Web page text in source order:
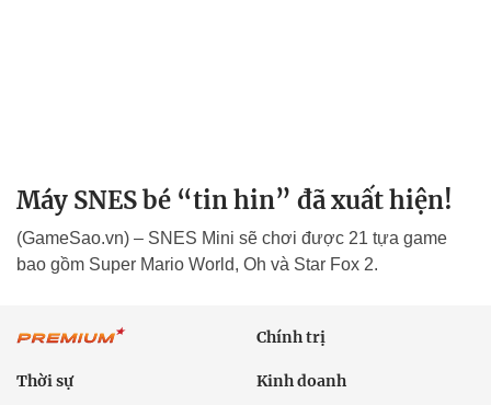
Máy SNES bé “tin hin” đã xuất hiện!
(GameSao.vn) – SNES Mini sẽ chơi được 21 tựa game
bao gồm Super Mario World, Oh và Star Fox 2.
Chính trị
Thời sự Kinh doanh